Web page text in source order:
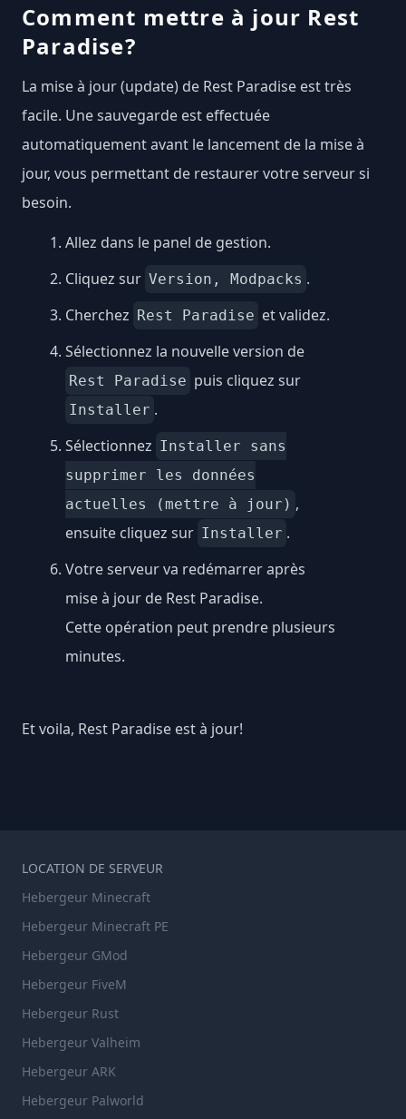
Comment mettre à jour Rest
Paradise?
La mise à jour (update) de Rest Paradise est très
facile. Une sauvegarde est effectuée
automatiquement avant le lancement de la mise à
jour, vous permettant de restaurer votre serveur si
besoin.
Allez dans le panel de gestion.
Cliquez sur Version, Modpacks .
Cherchez Rest Paradise et validez.
Sélectionnez la nouvelle version de
Rest Paradise puis cliquez sur
Installer .
Sélectionnez Installer sans
supprimer les données
actuelles (mettre à jour) ,
ensuite cliquez sur Installer .
Votre serveur va redémarrer après
mise à jour de Rest Paradise.
Cette opération peut prendre plusieurs
minutes.
Et voila, Rest Paradise est à jour!
LOCATION DE SERVEUR
Hebergeur Minecraft
Hebergeur Minecraft PE
Hebergeur GMod
Hebergeur FiveM
Hebergeur Rust
Hebergeur Valheim
Hebergeur ARK
Hebergeur Palworld